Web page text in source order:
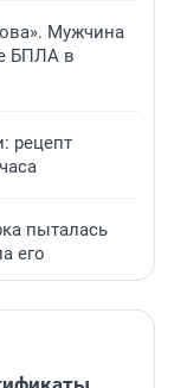
Мужчина
БПЛА в
рецепт
пыталась
его